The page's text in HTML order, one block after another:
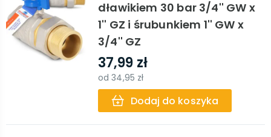
dławikiem 30 bar 3/4'' GW x
1'' GZ i śrubunkiem 1'' GW x
3/4'' GZ
37,99 zł
od34,95 zł
Dodaj do koszyka